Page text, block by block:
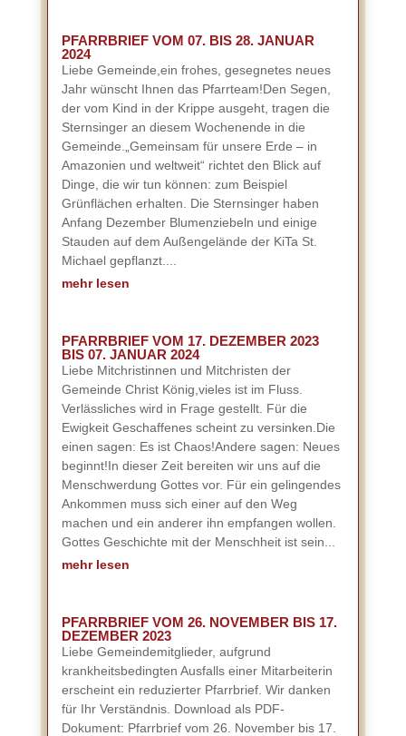
PFARRBRIEF VOM 07. BIS 28. JANUAR
2024
Liebe Gemeinde,ein frohes, gesegnetes neues
Jahr wünscht Ihnen das Pfarrteam!Den Segen,
der vom Kind in der Krippe ausgeht, tragen die
Sternsinger an diesem Wochenende in die
Gemeinde.„Gemeinsam für unsere Erde – in
Amazonien und weltweit“ richtet den Blick auf
Dinge, die wir tun können: zum Beispiel
Grünflächen erhalten. Die Sternsinger haben
Anfang Dezember Blumenziebeln und einige
Stauden auf dem Außengelände der KiTa St.
Michael gepflanzt....
mehr lesen
PFARRBRIEF VOM 17. DEZEMBER 2023
BIS 07. JANUAR 2024
Liebe Mitchristinnen und Mitchristen der
Gemeinde Christ König,vieles ist im Fluss.
Verlässliches wird in Frage gestellt. Für die
Ewigkeit Geschaffenes scheint zu versinken.Die
einen sagen: Es ist Chaos!Andere sagen: Neues
beginnt!In dieser Zeit bereiten wir uns auf die
Menschwerdung Gottes vor. Für ein gelingendes
Ankommen muss sich einer auf den Weg
machen und ein anderer ihn empfangen wollen.
Gottes Geschichte mit der Menschheit ist sein...
mehr lesen
PFARRBRIEF VOM 26. NOVEMBER BIS 17.
DEZEMBER 2023
Liebe Gemeindemitglieder, aufgrund
krankheitsbedingten Ausfalls einer Mitarbeiterin
erscheint ein reduzierter Pfarrbrief. Wir danken
für Ihr Verständnis. Download als PDF-
Dokument: Pfarrbrief vom 26. November bis 17.